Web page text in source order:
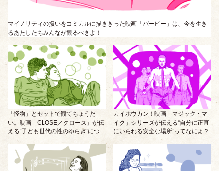
マイノリティの扱いをコミカルに描ききった映画「バービー」は、今を生き
るあたしたちみんなが観るべきよ！
「怪物」とセットで観てちょうだ
い。映画「CLOSE／クロース」が伝
える“子ども世代の性のゆらぎ”につい
て。
カイホウカン！映画「マジック・マ
イク」シリーズが伝える“自分に正直
にいられる安全な場所”ってなによ？